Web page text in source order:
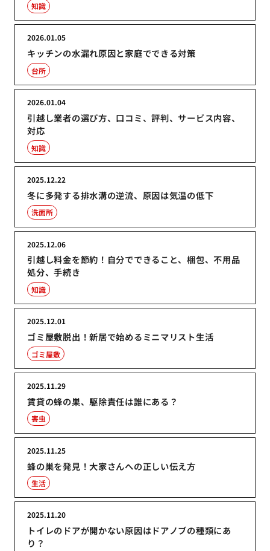
知識
キッチンの水漏れ原因と家庭でできる対策
2026.01.05
台所
引越し業者の選び方、口コミ、評判、サービス内容、
対応
2026.01.04
知識
冬に多発する排水溝の逆流、原因は気温の低下
2025.12.22
洗面所
引越し料金を節約！自分でできること、梱包、不用品
処分、手続き
2025.12.06
知識
ゴミ屋敷脱出！新居で始めるミニマリスト生活
2025.12.01
ゴミ屋敷
賃貸の蜂の巣、駆除責任は誰にある？
2025.11.29
害虫
蜂の巣を発見！大家さんへの正しい伝え方
2025.11.25
生活
トイレのドアが開かない原因はドアノブの種類にあ
り？
2025.11.20